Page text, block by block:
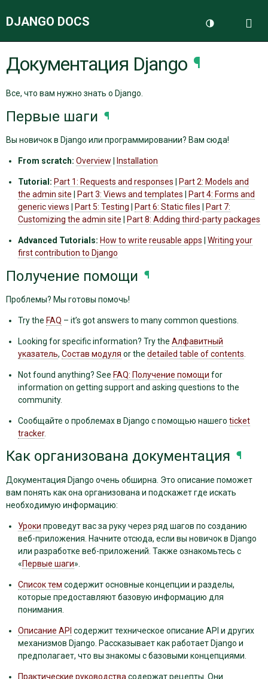
DJANGO DOCS
ДОКУМЕНТАЦИЯ
БЛОГ
Документация Django ¶
Все, что вам нужно знать о Django.
Первые шаги ¶
Вы новичок в Django или программировании? Вам сюда!
From scratch: Overview Installation
Tutorial: Part 1: Requests and responses
Part 2: Models and
the admin site
Part 3: Views and templates
Part 4: Forms and
generic views
Part 5: Testing Part 6: Static files
Part 7:
Customizing the admin site
Part 8: Adding third-party packages
Advanced Tutorials: How to write reusable apps
Writing your
first contribution to Django
Получение помощи ¶
Проблемы? Мы готовы помочь!
Try the FAQ – it’s got answers to many common questions.
Looking for specific information? Try the Алфавитный
указатель, Состав модуля or the detailed table of contents
Not found anything? See FAQ: Получение помощи for
information on getting support and asking questions to the
community.
Сообщайте о проблемах в Django с помощью нашего ticket
tracker.
Как организована документация ¶
Документация Django очень обширна. Это описание поможет
вам понять как она организована и подскажет где искать
необходимую информацию:
Уроки проведут вас за руку через ряд шагов по созданию
веб-приложения. Начните отсюда, если вы новичок в Django
или разработке веб-приложений. Также ознакомьтесь с
«Первые шаги».
Список тем содержит основные концепции и разделы,
которые предоставляют базовую информацию для
понимания.
Описание API содержит техническое описание API и других
механизмов Django. Рассказывает как работает Django и
предполагает, что вы знакомы с базовыми концепциями.
Практические руководства содержат рецепты. Они